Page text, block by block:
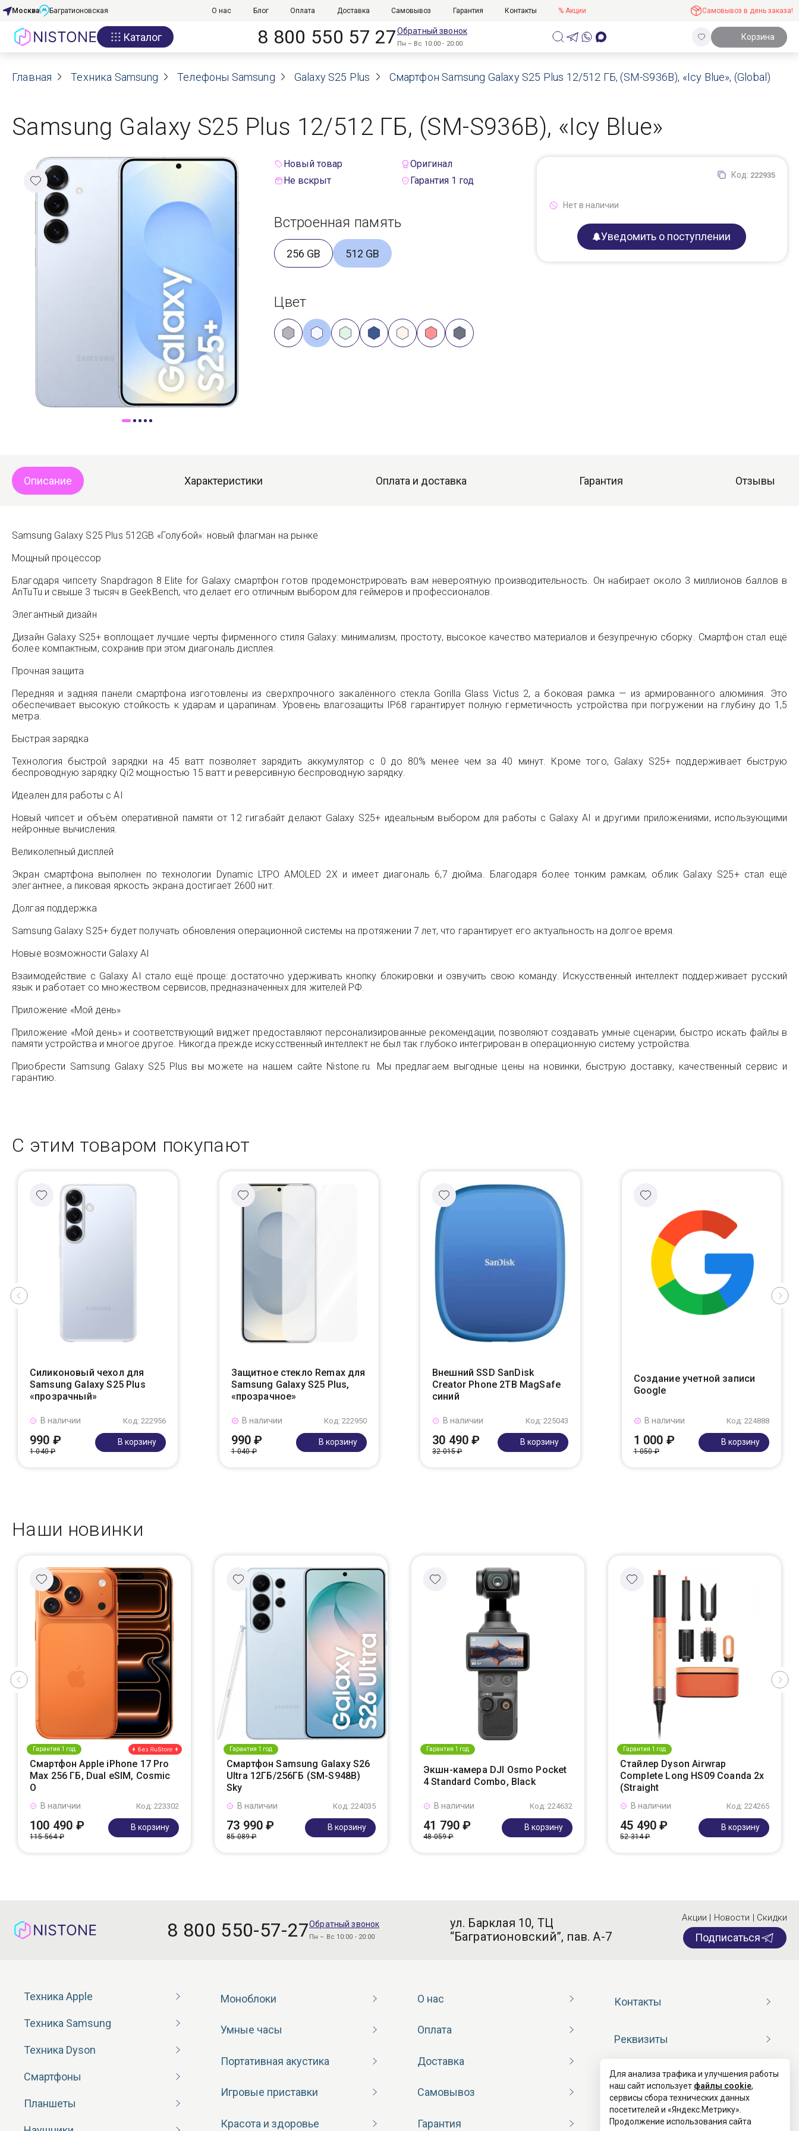
Акции
О нас
Договор оферты
Реквизиты
Контакты
Гарантия
Москва Багратионовская О нас Блог Оплата Доставка Самовывоз Гарантия Контакты % Акции Самовывоз в день заказа!
Каталог 8 800 550 57 27Обратный звонок
Пн – Вс 10:00 - 20:00
Корзина
Главная Техника Samsung Телефоны Samsung Galaxy S25 Plus Смартфон Samsung Galaxy S25 Plus 12/512 ГБ, (SM-S936B), «Icy Blue», (Global)
Samsung Galaxy S25 Plus 12/512 ГБ, (SM-S936B), «Icy Blue»
Новый товар
Оригинал
Не вскрыт
Гарантия 1 год
Встроенная память
256 GB 512 GB
Цвет
Код: 222935
Нет в наличии
Уведомить о поступлении
Описание Характеристики Оплата и доставка Гарантия Отзывы
Samsung Galaxy S25 Plus 512GB «Голубой»: новый флагман на рынке
Мощный процессор
Благодаря чипсету Snapdragon 8 Elite for Galaxy смартфон готов продемонстрировать вам невероятную производительность. Он набирает около 3 миллионов баллов в
AnTuTu и свыше 3 тысяч в GeekBench, что делает его отличным выбором для геймеров и профессионалов.
Элегантный дизайн
Дизайн Galaxy S25+ воплощает лучшие черты фирменного стиля Galaxy: минимализм, простоту, высокое качество материалов и безупречную сборку. Смартфон стал ещё
более компактным, сохранив при этом диагональ дисплея.
Прочная защита
Передняя и задняя панели смартфона изготовлены из сверхпрочного закалённого стекла Gorilla Glass Victus 2, а боковая рамка — из армированного алюминия. Это
обеспечивает высокую стойкость к ударам и царапинам. Уровень влагозащиты IP68 гарантирует полную герметичность устройства при погружении на глубину до 1,5
метра.
Быстрая зарядка
Технология быстрой зарядки на 45 ватт позволяет зарядить аккумулятор с 0 до 80% менее чем за 40 минут. Кроме того, Galaxy S25+ поддерживает быструю
беспроводную зарядку Qi2 мощностью 15 ватт и реверсивную беспроводную зарядку.
Идеален для работы с AI
Новый чипсет и объём оперативной памяти от 12 гигабайт делают Galaxy S25+ идеальным выбором для работы с Galaxy AI и другими приложениями, использующими
нейронные вычисления.
Великолепный дисплей
Экран смартфона выполнен по технологии Dynamic LTPO AMOLED 2X и имеет диагональ 6,7 дюйма. Благодаря более тонким рамкам, облик Galaxy S25+ стал ещё
элегантнее, а пиковая яркость экрана достигает 2600 нит.
Долгая поддержка
Samsung Galaxy S25+ будет получать обновления операционной системы на протяжении 7 лет, что гарантирует его актуальность на долгое время.
Новые возможности Galaxy AI
Взаимодействие с Galaxy AI стало ещё проще: достаточно удерживать кнопку блокировки и озвучить свою команду. Искусственный интеллект поддерживает русский
язык и работает со множеством сервисов, предназначенных для жителей РФ.
Приложение «Мой день»
Приложение «Мой день» и соответствующий виджет предоставляют персонализированные рекомендации, позволяют создавать умные сценарии, быстро искать файлы в
памяти устройства и многое другое. Никогда прежде искусственный интеллект не был так глубоко интегрирован в операционную систему устройства.
Приобрести Samsung Galaxy S25 Plus вы можете на нашем сайте Nistone.ru. Мы предлагаем выгодные цены на новинки, быструю доставку, качественный сервис и
гарантию.
С этим товаром покупают
Силиконовый чехол для
Samsung Galaxy S25 Plus
«прозрачный»
Код: 222956
В наличии
990 ₽
1 040 ₽
В корзину
Защитное стекло Remax для
Samsung Galaxy S25 Plus,
«прозрачное»
Код: 222950
В наличии
990 ₽
1 040 ₽
В корзину
Внешний SSD SanDisk
Creator Phone 2TB MagSafe
синий
Код: 225043
В наличии
30 490 ₽
32 015 ₽
В корзину
Создание учетной записи
Google
Код: 224888
В наличии
1 000 ₽
1 050 ₽
В корзину
Наши новинки
Гарантия 1 год
Смартфон Apple iPhone 17 Pro
Max 256 ГБ, Dual eSIM, Cosmic
O
Код: 223302
В наличии
100 490 ₽
115 564 ₽
В корзину
Гарантия 1 год
Смартфон Samsung Galaxy S26
Ultra 12ГБ/256ГБ (SM-S948B)
Sky
Код: 224035
В наличии
73 990 ₽
85 089 ₽
В корзину
Гарантия 1 год
Экшн-камера DJI Osmo Pocket
4 Standard Combo, Black
Код: 224632
В наличии
41 790 ₽
48 059 ₽
В корзину
Гарантия 1 год
Стайлер Dyson Airwrap
Complete Long HS09 Coanda 2x
(Straight
Код: 224265
В наличии
45 490 ₽
52 314 ₽
В корзину
8 800 550-57-27Обратный звонок
Пн – Вс 10:00 - 20:00
ул. Барклая 10, ТЦ
“Багратионовский”, пав. А-7
Акции | Новости | Скидки
Подписаться
Техника Apple
Техника Samsung
Техника Dyson
Смартфоны
Планшеты
Моноблоки
Умные часы
Портативная акустика
Игровые приставки
Красота и здоровье
О нас
Оплата
Доставка
Самовывоз
Гарантия
Контакты
Реквизиты
Договор оферты
Согласие на обработку ПД
Для анализа трафика и улучшения работы
наш сайт использует файлы cookie,
сервисы сбора технических данных
посетителей и «Яндекс.Метрику».
Продолжение использования сайта